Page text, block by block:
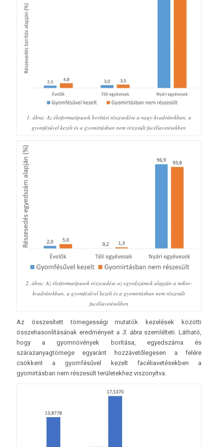
1. ábra: Az életformatípusok borítási részesedése a nagy-kvadrátokban, a
gyomfésűvel kezelt és a gyomirtásban nem részesült facéliavetésekben
2. ábra: Az életformatípusok részesedése az egyedszámok alapján a mikro-
kvadrátokban, a gyomfésűvel kezelt és a gyomirtásban nem részesült
facéliavetésekben
Az összesített tömegességi mutatók kezelések közötti
összehasonlításának eredményeit a 3. ábraszemlélteti. Látható,
hogy a gyomnövények borítása, egyedszáma és
szárazanyagtömege egyaránt hozzávetőlegesen a felére
csökkent a gyomfésűvel kezelt facéliavetésekben a
gyomirtásban nem részesült területekhez viszonyítva.